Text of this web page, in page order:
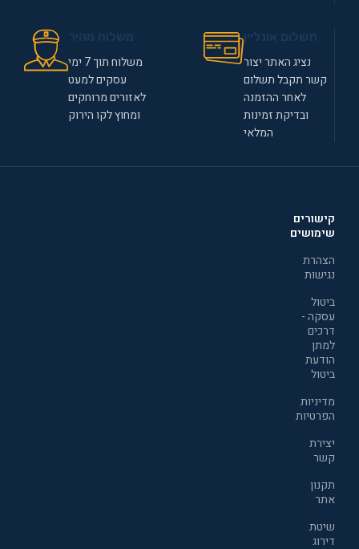
נציג האתר יצור
קשר תקבל תשלום
לאחר ההזמנה
ובדיקת זמינות
המלאי
משלוח תוך 7 ימי
עסקים למעט
לאזורים מרוחקים
ומחוץ לקו הירוק
קישורים
שימושים
הצהרת
נגישות
ביטול
עסקה -
דרכים
למתן
הודעת
ביטול
מדיניות
הפרטיות
יצירת
קשר
תקנון
אתר
שיטת
דירוג